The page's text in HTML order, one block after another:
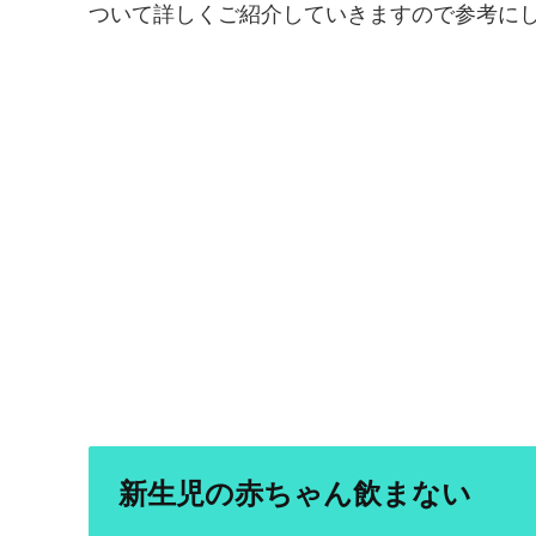
ついて詳しくご紹介していきますので参考に
新生児の赤ちゃん飲まない